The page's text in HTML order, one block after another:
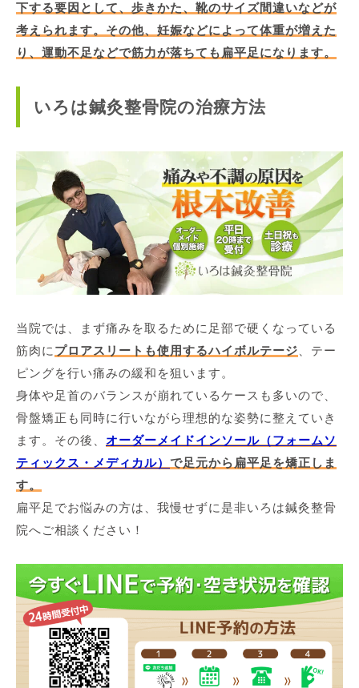
下する要因として、歩きかた、靴のサイズ間違いなどが
考えられます。その他、妊娠などによって体重が増えた
り、運動不足などで筋力が落ちても扁平足になります。
いろは鍼灸整骨院の治療方法
当院では、まず痛みを取るために足部で硬くなっている
筋肉にプロアスリートも使用するハイボルテージ、テー
ピングを行い痛みの緩和を狙います。
身体や足首のバランスが崩れているケースも多いので、
骨盤矯正も同時に行いながら理想的な姿勢に整えていき
ます。その後、 オーダーメイドインソール（フォームソ
ティックス・メディカル） で足元から扁平足を矯正しま
す。
扁平足でお悩みの方は、我慢せずに是非いろは鍼灸整骨
院へご相談ください！